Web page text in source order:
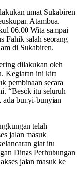
umat Sukabiren
Atambua.
06.00 Wita sampai
Fahik salah seorang
di Sukabiren.
dilakukan oleh
Kegiatan ini kita
pembinaan secara
“Besok itu seluruh
ada bunyi-bunyian
telah
jalan masuk
giat itu
Dinas Perhubungan
jalan masuk ke